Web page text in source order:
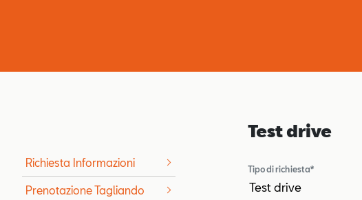
Richiesta Informazioni
Prenotazione Tagliando
Test drive
Tipo di richiesta*